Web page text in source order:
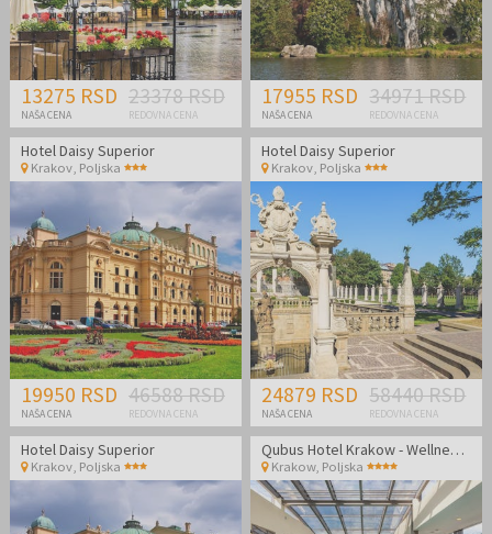
13275 RSD
NAŠA CENA
23378 RSD
REDOVNA CENA
17955 RSD
NAŠA CENA
34971 RSD
REDOVNA CENA
Hotel Daisy Superior
Krakov, Poljska
19950 RSD
NAŠA CENA
46588 RSD
REDOVNA CENA
Hotel Daisy Superior
Krakov Poljska
24879 RSD
NAŠA CENA
58440 RSD
REDOVNA CENA
Hotel Daisy Superior
Krakov, Poljska
Qubus Hotel Krakow - Wellness odmor u srcu Poljske
Krakow, Poljska